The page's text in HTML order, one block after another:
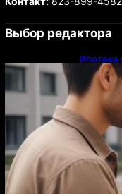
Выбор редактора
Ипотека